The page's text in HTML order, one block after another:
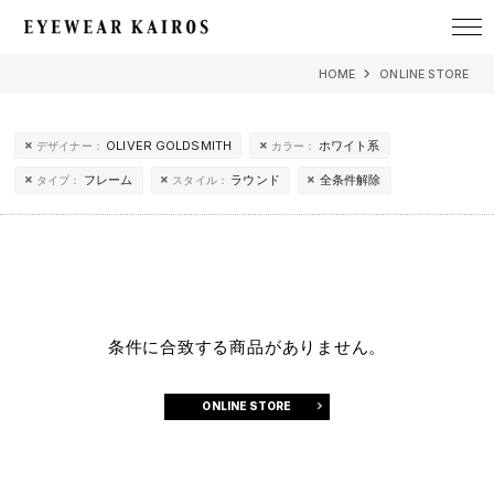
HOME ONLINE STORE
デザイナー： OLIVER GOLDSMITH カラー： ホワイト系
タイプ： フレーム スタイル： ラウンド 全条件解除
条件に合致する商品がありません。
ONLINE STORE